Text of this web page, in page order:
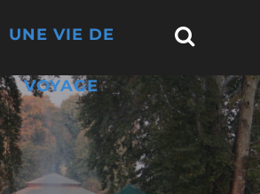
UNE VIE DE
VOYAGE